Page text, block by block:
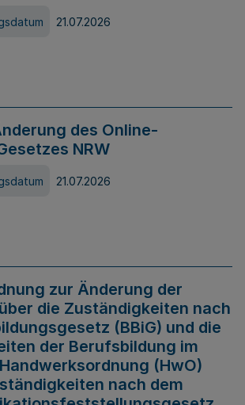
21.07.2026
des Online-
NRW
21.07.2026
zur Änderung der
die Zuständigkeiten nach
(BBiG) und die
der Berufsbildung im
(HwO)
nach dem